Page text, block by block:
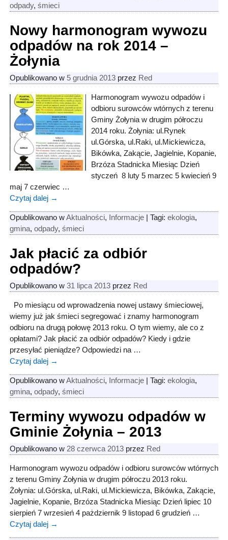
odpady, śmieci
Nowy harmonogram wywozu
odpadów na rok 2014 –
Żołynia
Opublikowano w 5 grudnia 2013 przez Red
Harmonogram wywozu odpadów i
odbioru surowców wtórnych z terenu
Gminy Żołynia w drugim półroczu
2014 roku. Żołynia: ul.Rynek
ul.Górska, ul.Raki, ul.Mickiewicza,
Bikówka, Zakącie, Jagielnie, Kopanie,
Brzóza Stadnicka Miesiąc Dzień
styczeń 8 luty 5 marzec 5 kwiecień 9
maj 7 czerwiec …
Czytaj dalej →
Opublikowano w Aktualności, Informacje| Tagi: ekologia,
gmina, odpady, śmieci
Jak płacić za odbiór
odpadów?
Opublikowano w 31 lipca 2013 przez Red
Po miesiącu od wprowadzenia nowej ustawy śmieciowej,
wiemy już jak śmieci segregować i znamy harmonogram
odbioru na drugą połowę 2013 roku. O tym wiemy, ale co z
opłatami? Jak płacić za odbiór odpadów? Kiedy i gdzie
przesyłać pieniądze? Odpowiedzi na …
Czytaj dalej →
Opublikowano w Aktualności, Informacje| Tagi: ekologia,
gmina, odpady, śmieci
Terminy wywozu odpadów w
Gminie Żołynia – 2013
Opublikowano w 28 czerwca 2013 przez Red
Harmonogram wywozu odpadów i odbioru surowców wtórnych
z terenu Gminy Żołynia w drugim półroczu 2013 roku.
Żołynia: ul.Górska, ul.Raki, ul.Mickiewicza, Bikówka, Zakącie,
Jagielnie, Kopanie, Brzóza Stadnicka Miesiąc Dzień lipiec 10
sierpień 7 wrzesień 4 pażdziernik 9 listopad 6 grudzień …
Czytaj dalej →